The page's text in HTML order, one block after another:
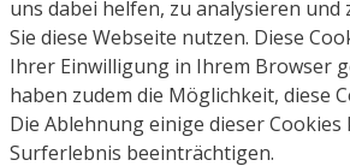
uns dabei helfen, zu analysieren und
Sie diese Webseite nutzen. Diese
Ihrer Einwilligung in Ihrem Browser
haben zudem die Möglichkeit, diese
Die Ablehnung einige dieser
Surferlebnis beeinträchtigen.